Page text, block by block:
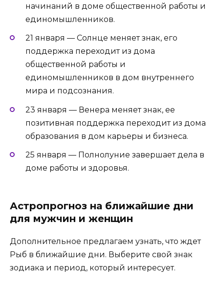
начинаний в доме общественной работы и
единомышленников.
21 января — Солнце меняет знак, его
поддержка переходит из дома
общественной работы и
единомышленников в дом внутреннего
мира и подсознания.
23 января — Венера меняет знак, ее
позитивная поддержка переходит из дома
образования в дом карьеры и бизнеса.
25 января — Полнолуние завершает дела в
доме работы и здоровья.
Астропрогноз на ближайшие дни
для мужчин и женщин
Дополнительное предлагаем узнать, что ждет
Рыб в ближайшие дни. Выберите свой знак
зодиака и период, который интересует.